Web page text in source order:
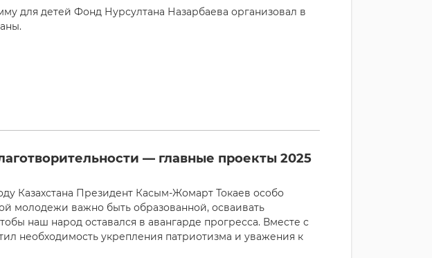
для детей Фонд Нурсултана Назарбаева организовал в
— главные проекты 2025
Казахстана Президент Касым-Жомарт Токаев особо
молодежи важно быть образованной, осваивать
наш народ оставался в авангарде прогресса. Вместе с
необходимость укрепления патриотизма и уважения к